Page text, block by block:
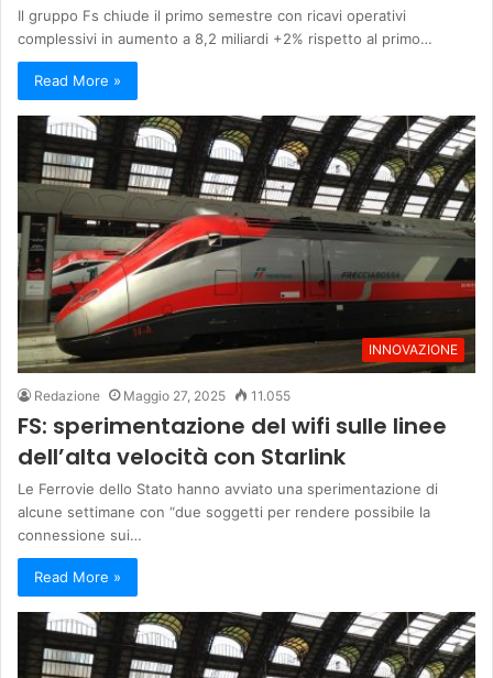
Il gruppo Fs chiude il primo semestre con ricavi operativi
complessivi in aumento a 8,2 miliardi +2% rispetto al primo…
Read More »
INNOVAZIONE
Redazione Maggio 27, 2025 11.055
FS: sperimentazione del wifi sulle linee
dell’alta velocità con Starlink
Le Ferrovie dello Stato hanno avviato una sperimentazione di
alcune settimane con “due soggetti per rendere possibile la
connessione sui…
Read More »